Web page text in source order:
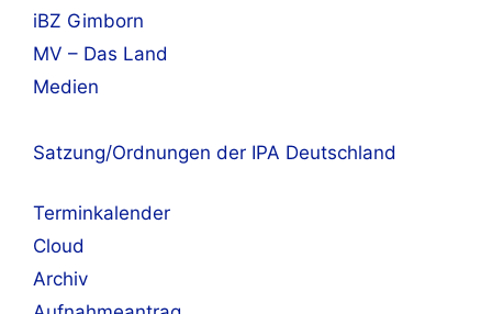
iBZ Gimborn
MV – Das Land
Medien
Satzung/Ordnungen der IPA Deutschland
Terminkalender
Cloud
Archiv